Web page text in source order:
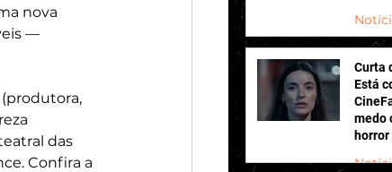
nova
—
das
Confira a
Curta
Está
medo